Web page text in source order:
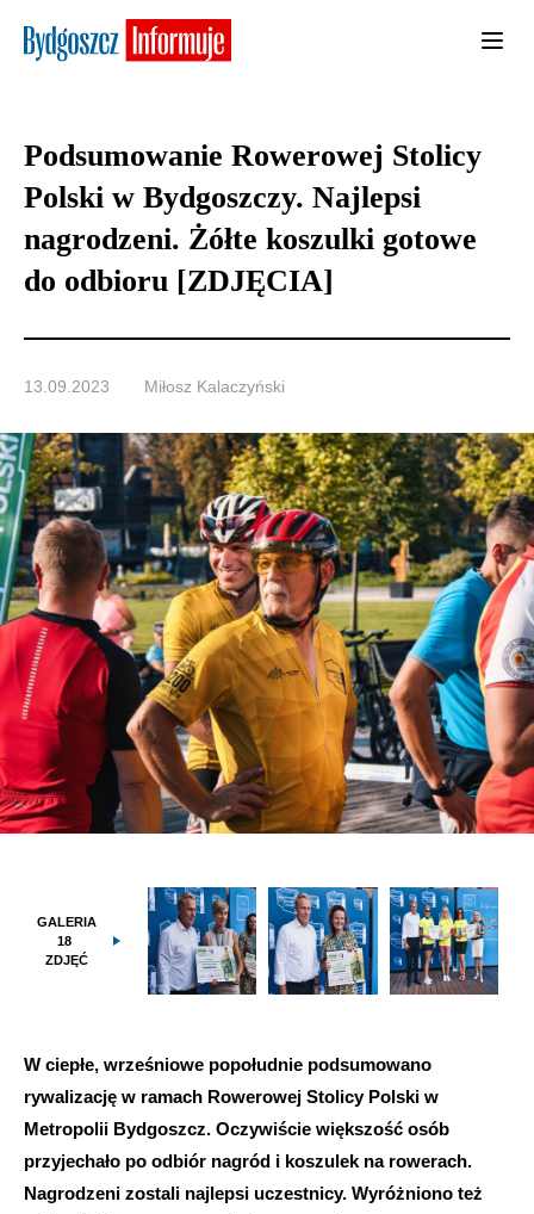
Podsumowanie Rowerowej Stolicy
Polski w Bydgoszczy. Najlepsi
nagrodzeni. Żółte koszulki gotowe
do odbioru [ZDJĘCIA]
13.09.2023 Miłosz Kalaczyński
GALERIA
18
ZDJĘĆ
W ciepłe, wrześniowe popołudnie podsumowano
rywalizację w ramach Rowerowej Stolicy Polski w
Metropolii Bydgoszcz. Oczywiście większość osób
przyjechało po odbiór nagród i koszulek na rowerach.
Nagrodzeni zostali najlepsi uczestnicy. Wyróżniono też